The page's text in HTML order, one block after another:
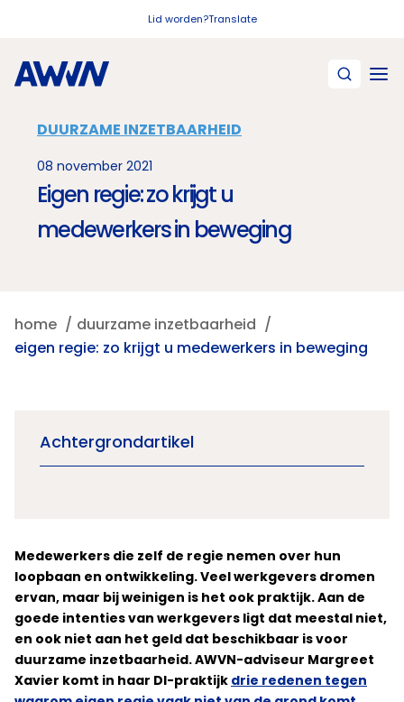
Lid worden?Translate
DUURZAME INZETBAARHEID
08 november 2021
Eigen regie: zo krijgt u
medewerkers in beweging
home
duurzame inzetbaarheid
eigen regie: zo krijgt u medewerkers in beweging
Achtergrondartikel
Medewerkers die zelf de regie nemen over hun
loopbaan en ontwikkeling. Veel werkgevers dromen
ervan, maar bij weinigen is het ook praktijk. Aan de
goede intenties van werkgevers ligt dat meestal niet,
en ook niet aan het geld dat beschikbaar is voor
duurzame inzetbaarheid. AWVN-adviseur Margreet
Xavier komt in haar DI-praktijk drie redenen tegen